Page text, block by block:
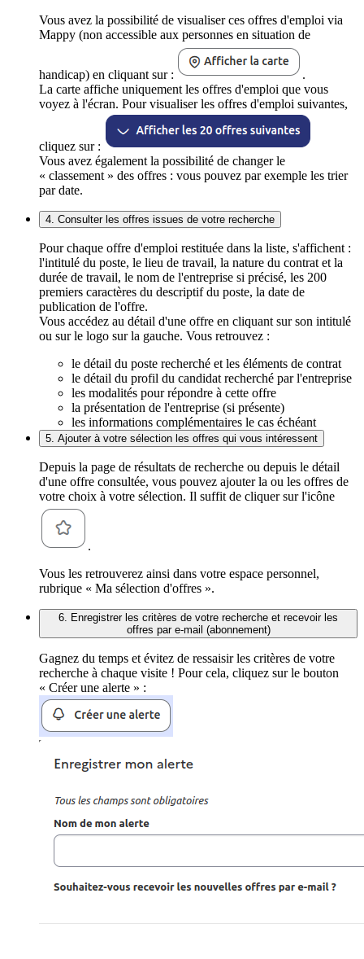
Vous avez la possibilité de visualiser ces offres d'emploi via
Mappy (non accessible aux personnes en situation de
handicap) en cliquant sur :
.
La carte affiche uniquement les offres d'emploi que vous
voyez à l'écran. Pour visualiser les offres d'emploi suivantes,
cliquez sur :
Vous avez également la possibilité de changer le
« classement » des offres : vous pouvez par exemple les trier
par date.
4. Consulter les offres issues de votre recherche
Pour chaque offre d'emploi restituée dans la liste, s'affichent :
l'intitulé du poste, le lieu de travail, la nature du contrat et la
durée de travail, le nom de l'entreprise si précisé, les 200
premiers caractères du descriptif du poste, la date de
publication de l'offre.
Vous accédez au détail d'une offre en cliquant sur son intitulé
ou sur le logo sur la gauche. Vous retrouvez :
le détail du poste recherché et les éléments de contrat
le détail du profil du candidat recherché par l'entreprise
les modalités pour répondre à cette offre
la présentation de l'entreprise (si présente)
les informations complémentaires le cas échéant
5. Ajouter à votre sélection les offres qui vous intéressent
Depuis la page de résultats de recherche ou depuis le détail
d'une offre consultée, vous pouvez ajouter la ou les offres de
votre choix à votre sélection. Il suffit de cliquer sur l'icône
.
Vous les retrouverez ainsi dans votre espace personnel,
rubrique « Ma sélection d'offres ».
6. Enregistrer les critères de votre recherche et recevoir les
offres par e-mail (abonnement)
Gagnez du temps et évitez de ressaisir les critères de votre
recherche à chaque visite ! Pour cela, cliquez sur le bouton
« Créer une alerte » :